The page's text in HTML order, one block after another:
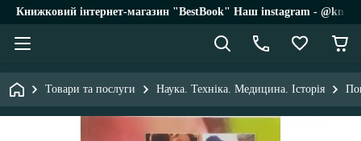
Книжковий інтернет-магазин "BestBook" Наш instagram -
Товари та послуги Наука. Техніка. Медицина. Історія